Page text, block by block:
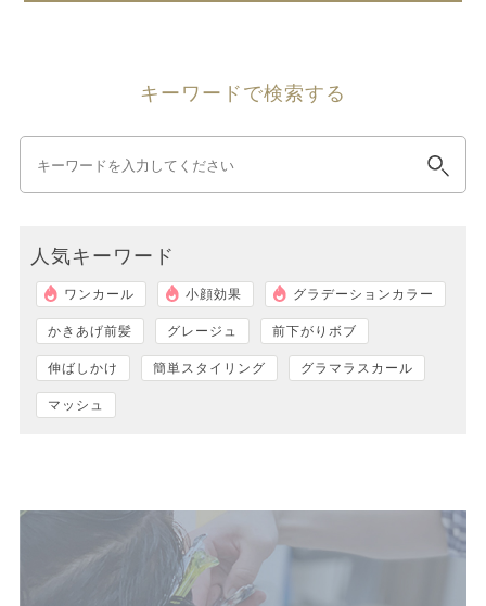
キーワードで検索する
人気キーワード
ワンカール 小顔効果 グラデーションカラー
かきあげ前髪 グレージュ 前下がりボブ
伸ばしかけ 簡単スタイリング グラマラスカール
マッシュ